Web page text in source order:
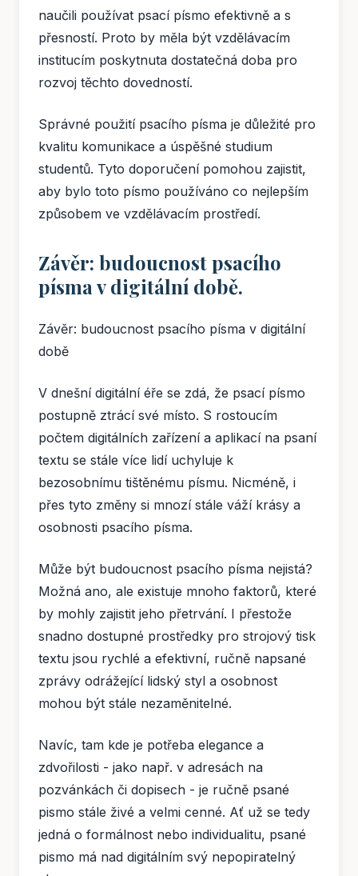
naučili používat psací písmo efektivně a s
přesností. Proto by měla být vzdělávacím
institucím poskytnuta dostatečná doba pro
rozvoj těchto dovedností.
Správné použití psacího písma je důležité pro
kvalitu komunikace a úspěšné studium
studentů. Tyto doporučení pomohou zajistit,
aby bylo toto písmo používáno co nejlepším
způsobem ve vzdělávacím prostředí.
Závěr: budoucnost psacího
písma v digitální době.
Závěr: budoucnost psacího písma v digitální
době
V dnešní digitální éře se zdá, že psací písmo
postupně ztrácí své místo. S rostoucím
počtem digitálních zařízení a aplikací na psaní
textu se stále více lidí uchyluje k
bezosobnímu tištěnému písmu. Nicméně, i
přes tyto změny si mnozí stále váží krásy a
osobnosti psacího písma.
Může být budoucnost psacího písma nejistá?
Možná ano, ale existuje mnoho faktorů, které
by mohly zajistit jeho přetrvání. I přestože
snadno dostupné prostředky pro strojový tisk
textu jsou rychlé a efektivní, ručně napsané
zprávy odrážející lidský styl a osobnost
mohou být stále nezaměnitelné.
Navíc, tam kde je potřeba elegance a
zdvořilosti - jako např. v adresách na
pozvánkách či dopisech - je ručně psané
pismo stále živé a velmi cenné. Ať už se tedy
jedná o formálnost nebo individualitu, psané
pismo má nad digitálním svý nepopiratelný